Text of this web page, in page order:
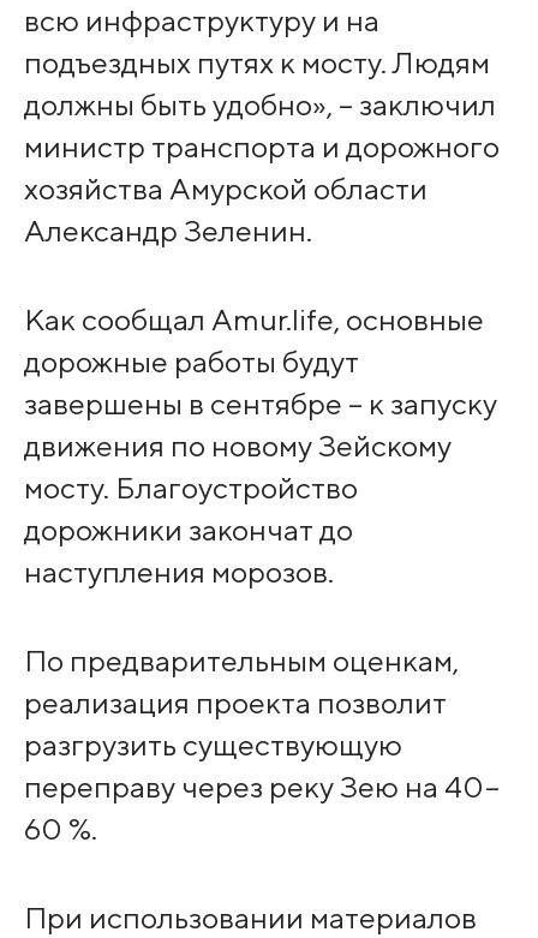
всю инфраструктуру и на
подъездных путях к мосту. Людям
должны быть удобно», – заключил
министр транспорта и дорожного
хозяйства Амурской области
Александр Зеленин.
Как сообщал Amur.life, основные
дорожные работы будут
завершены в сентябре – к запуску
движения по новому Зейскому
мосту. Благоустройство
дорожники закончат до
наступления морозов.
По предварительным оценкам,
реализация проекта позволит
разгрузить существующую
переправу через реку Зею на 40–
60 %.
При использовании материалов